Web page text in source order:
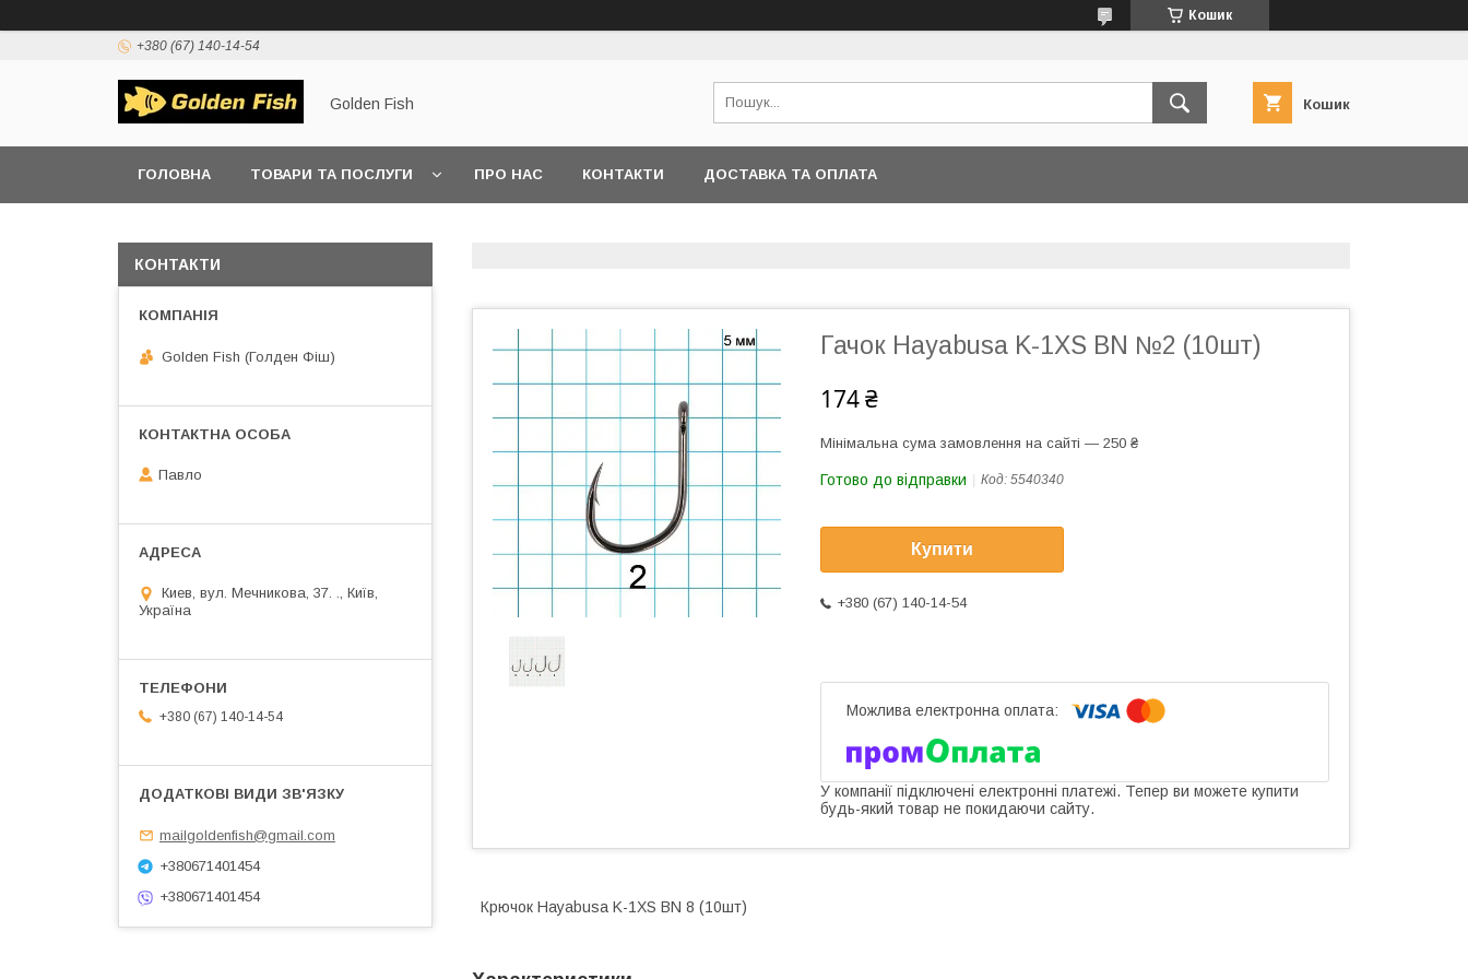
Кошик
+380 (67) 140-14-54
Golden Fish Кошик
ГОЛОВНА ТОВАРИ ТА ПОСЛУГИ ПРО НАС КОНТАКТИ ДОСТАВКА ТА ОПЛАТА
Гачок Hayabusa K-1XS BN №2 (10шт)
174 ₴
Мінімальна сума замовлення на сайті — 250 ₴
Готово до відправки Код: 5540340
Купити
+380 (67) 140-14-54
У компанії підключені електронні платежі. Тепер ви можете купити
будь-який товар не покидаючи сайту.
Крючок Hayabusa K-1XS BN 8 (10шт)
КОНТАКТИ
Golden Fish (Голден Фіш)
Павло
Киев, вул. Мечникова, 37. ., Київ,
Україна
+380 (67) 140-14-54
mailgoldenfish@gmail.com
+380671401454
+380671401454